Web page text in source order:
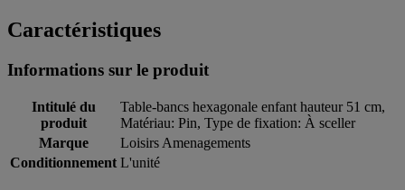
Caractéristiques
Informations sur le produit
Intitulé du
produit
Table-bancs hexagonale enfant hauteur 51 cm,
Matériau: Pin, Type de fixation: À sceller
Marque
Loisirs Amenagements
Conditionnement L'unité